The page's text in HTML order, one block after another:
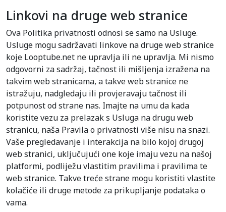
Linkovi na druge web stranice
Ova Politika privatnosti odnosi se samo na Usluge.
Usluge mogu sadržavati linkove na druge web stranice
koje Looptube.net ne upravlja ili ne upravlja. Mi nismo
odgovorni za sadržaj, tačnost ili mišljenja izražena na
takvim web stranicama, a takve web stranice ne
istražuju, nadgledaju ili provjeravaju tačnost ili
potpunost od strane nas. Imajte na umu da kada
koristite vezu za prelazak s Usluga na drugu web
stranicu, naša Pravila o privatnosti više nisu na snazi.
Vaše pregledavanje i interakcija na bilo kojoj drugoj
web stranici, uključujući one koje imaju vezu na našoj
platformi, podliježu vlastitim pravilima i pravilima te
web stranice. Takve treće strane mogu koristiti vlastite
kolačiće ili druge metode za prikupljanje podataka o
vama.